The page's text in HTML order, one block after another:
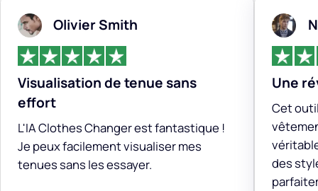
Olivier Smith
Visualisation de tenue sans
effort
L'IA Clothes Changer est fantastique !
Je peux facilement visualiser mes
tenues sans les essayer.
Une
Cet
des